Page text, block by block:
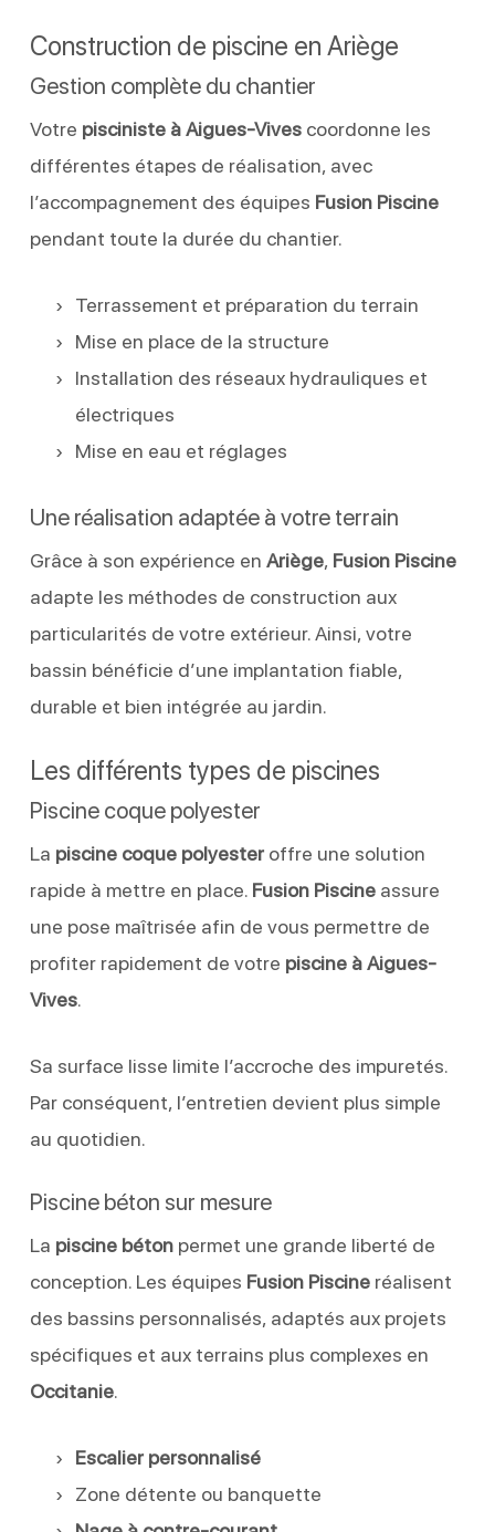
Construction de piscine en Ariège
Gestion complète du chantier
Votre pisciniste à Aigues-Vivescoordonne les
différentes étapes de réalisation, avec
l’accompagnement des équipes Fusion Piscine
pendant toute la durée du chantier.
Terrassement et préparation du terrain
Mise en place de la structure
Installation des réseaux hydrauliques et
électriques
Mise en eau et réglages
Une réalisation adaptée à votre terrain
Grâce à son expérience en Ariège, Fusion Piscine
adapte les méthodes de construction aux
particularités de votre extérieur. Ainsi, votre
bassin bénéficie d’une implantation fiable,
durable et bien intégrée au jardin.
Les différents types de piscines
Piscine coque polyester
La piscine coque polyesteroffre une solution
rapide à mettre en place. Fusion Piscineassure
une pose maîtrisée afin de vous permettre de
profiter rapidement de votre piscine à Aigues-
Vives.
Sa surface lisse limite l’accroche des impuretés.
Par conséquent, l’entretien devient plus simple
au quotidien.
Piscine béton sur mesure
La piscine bétonpermet une grande liberté de
conception. Les équipes Fusion Piscineréalisent
des bassins personnalisés, adaptés aux projets
spécifiques et aux terrains plus complexes en
Occitanie.
Escalier personnalisé
Zone détente ou banquette